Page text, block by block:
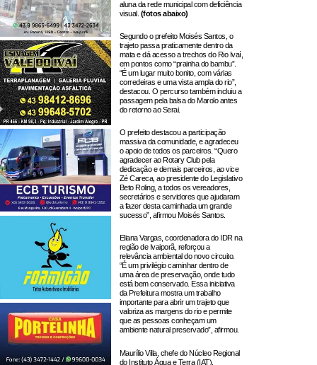
aluna da rede municipal com deficiência
visual. (fotos abaixo)
Segundo o prefeito Moisés Santos, o
trajeto passa praticamente dentro da
mata e dá acesso a trechos do Rio Ivaí,
em pontos como “prainha do bambu”.
“É um lugar muito bonito, com várias
corredeiras e uma vista ampla do rio”,
destacou. O percurso também incluiu a
passagem pela balsa do Marolo antes
do retorno ao Serai.
O prefeito destacou a participação
massiva da comunidade, e agradeceu
o apoio de todos os parceiros. “Quero
agradecer ao Rotary Club pela
dedicação e demais parceiros, ao vice
Zé Careca, ao presidente do Legislativo
Beto Roling, a todos os vereadores,
secretários e servidores que ajudaram
a fazer desta caminhada um grande
sucesso”, afirmou Moisés Santos.
Eliana Vargas, coordenadora do IDR na
região de Ivaiporã, reforçou a
relevância ambiental do novo circuito.
“É um privilégio caminhar dentro de
uma área de preservação, onde tudo
está bem conservado. Essa iniciativa
da Prefeitura mostra um trabalho
importante para abrir um trajeto que
valoriza as margens do rio e permite
que as pessoas conheçam um
ambiente natural preservado”, afirmou.
Maurílio Villa, chefe do Núcleo Regional
do Instituto Água e Terra (IAT),